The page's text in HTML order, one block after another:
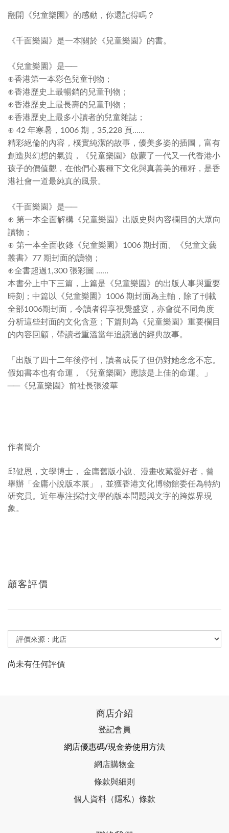
翻開《兒童樂園》的感動，你還記得嗎？
《千面樂園》是一本關於《兒童樂園》的書。
《兒童樂園》是──
⊕香港第一本彩色兒童刊物；
⊕香港歷史上最暢銷的兒童刊物；
⊕香港歷史上最長壽的兒童刊物；
⊕香港歷史上最多小讀者的兒童雜誌；
⊕ 42 年寒暑，1006 期，35,228 頁……
精彩絕倫的內容，樸實純潔的故事，優美多姿的插圖，富有
創造與幻想的氣質，《兒童樂園》啟蒙了一代又一代香港小
孩子的價值觀，在他們心裏種下文化與真善美的種籽，是香
港社會一道最純真的風景。
《千面樂園》是──
⊕ 第一本全面解構《兒童樂園》出版史與內容欄目的大眾向
讀物；
⊕ 第一本全面收錄《兒童樂園》1006 期封面、《兒童文藝
叢書》77 期封面的讀物；
⊕全書超過1,300 張彩圖 ……
本書分上中下三篇，上篇是《兒童樂園》的出版人事與重要
時刻；中篇以《兒童樂園》1006 期封面為主軸，除了刊載
全部1006期封面，令讀者得享視覺盛宴，亦會從不同角度
分析這些封面的文化含意；下篇則為《兒童樂園》重要欄目
的內容回顧，帶讀者重溫當年追讀過的經典故事。
「出版了四十二年後停刊，讀者成長了但仍對她念念不忘。
假如書本也有命運，《兒童樂 園》應該是上佳的命運。」
──《兒童樂園》前社長張浚華
作者簡介
邱健恩，文學博士， 金庸舊版小說、漫畫收藏愛好者，曾
舉辦「金庸小說版本展」，並獲香港文化博物館委任為特約
研究員。近年專注探討文學的版本問題與文字的跨媒界現
象。
顧客評價
尚未有任何評價
商店介紹
登記會員
網店優惠碼/現金劵使用方法
網店購物金
條款與細則
個人資料（隱私）條款